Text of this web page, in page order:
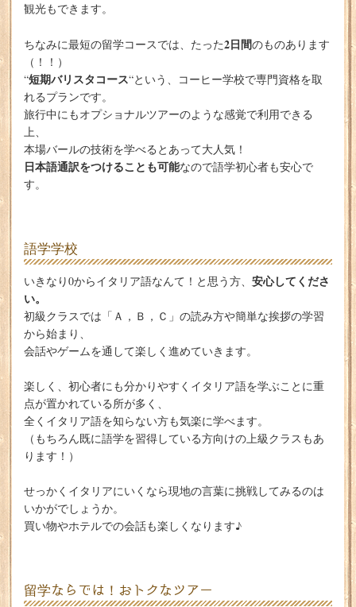
観光もできます。
ちなみに最短の留学コースでは、たった2日間のものあります
（！！）
“短期バリスタコース“という、コーヒー学校で専門資格を取
れるプランです。
旅行中にもオプショナルツアーのような感覚で利用できる
上、
本場バールの技術を学べるとあって大人気！
日本語通訳をつけることも可能なので語学初心者も安心で
す。
語学学校
いきなり0からイタリア語なんて！と思う方、 安心してくださ
い。
初級クラスでは「Ａ，Ｂ，Ｃ」の読み方や簡単な挨拶の学習
から始まり、
会話やゲームを通して楽しく進めていきます。
楽しく、初心者にも分かりやすくイタリア語を学ぶことに重
点が置かれている所が多く、
全くイタリア語を知らない方も気楽に学べます。
（もちろん既に語学を習得している方向けの上級クラスもあ
ります！）
せっかくイタリアにいくなら現地の言葉に挑戦してみるのは
いかがでしょうか。
買い物やホテルでの会話も楽しくなります♪
留学ならでは！おトクなツアー